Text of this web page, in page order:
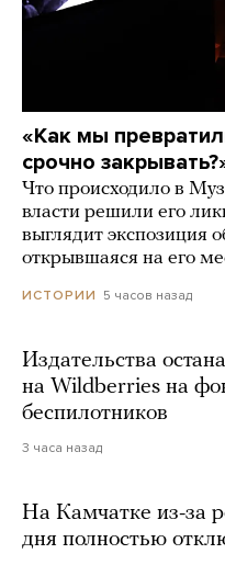
«Как мы
срочно
Что происходило в
власти решили его
выглядит экспозиция
открывшаяся на его
ИСТОРИИ 5 часов назад
Издательства
на Wildberries на
беспилотников
3 часа назад
На Камчатке из-за
дня полностью